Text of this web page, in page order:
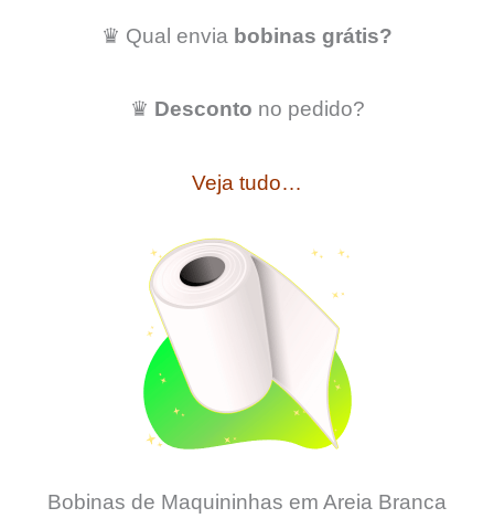
♛ Qual envia bobinas grátis?
♛ Desconto no pedido?
Veja tudo…
Bobinas de Maquininhas em Areia Branca